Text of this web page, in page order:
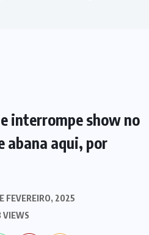
interrompe show no
abana aqui, por
FEVEREIRO, 2025
VIEWS